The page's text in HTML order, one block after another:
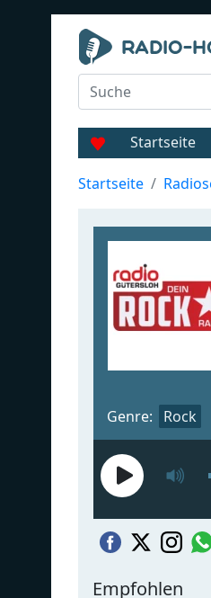
Startseite
Startseite
Genre: Rock
Empfohlen